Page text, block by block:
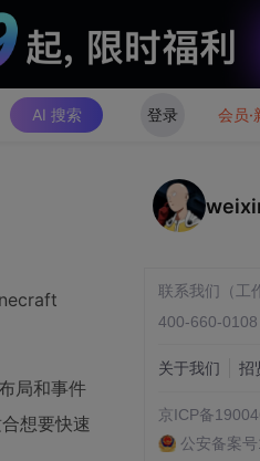
AI 搜索 登录 会员·
局和事件
想要快速
联系我们（工
400-660-0108
关于我们 招
京ICP备
公安备案